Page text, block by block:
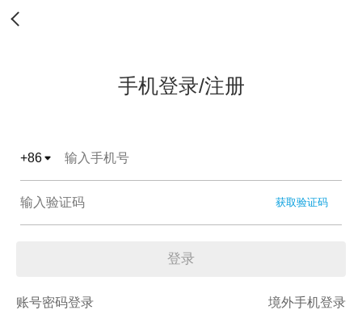
手机登录/注册
+86
获取验证码
登录
账号密码登录 境外手机登录